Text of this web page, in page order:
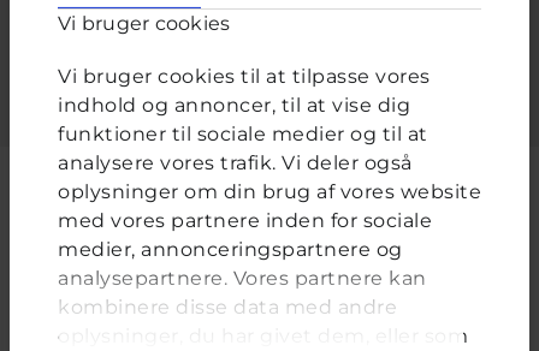
Vi bruger cookies
Vi bruger cookies til at tilpasse vores
indhold og annoncer, til at vise dig
funktioner til sociale medier og til at
analysere vores trafik. Vi deler også
oplysninger om din brug af vores website
med vores partnere inden for sociale
medier, annonceringspartnere og
analysepartnere. Vores partnere kan
kombinere disse data med andre
oplysninger, du har givet dem, eller som
Indtast adgangskoden der hører til dit brugernavn.
Cyberhus er et klubhus på nettet for dig op til 25 år. Du kan skrive til
en voksen og få rådgivning i vores brevkasser og chat, dele dine
tanker i ung-til-ung eller bare hænge ud, og læse med. I Cyberhus
kan du være dig selv, og har du brug for en voksen, vil vi gerne lytte